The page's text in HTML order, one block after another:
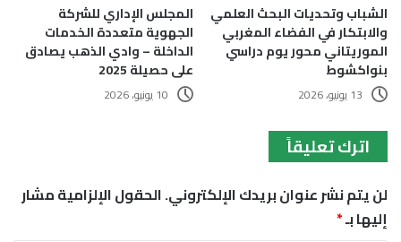
الشباب وتحديات البحث العلمي
والابتكار في الفضاء المغربي
الموريتاني محور يوم دراسي
بنواكشوط
13 يونيو، 2026
المجلس الإداري للشركة
الجهوية متعددة الخدمات
الداخلة – وادي الذهب يصادق
على حصيلة 2025
10 يونيو، 2026
اترك تعليقاً
لن يتم نشر عنوان بريدك الإلكتروني.الحقول الإلزامية مشار
إليها بـ*